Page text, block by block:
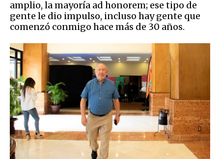
amplio, la mayoría ad honorem; ese tipo de
gente le dio impulso, incluso hay gente que
comenzó conmigo hace más de 30 años.